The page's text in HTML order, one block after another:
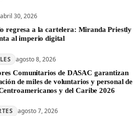
abril 30, 2026
regresa a la cartelera: Miranda Priestly
al imperio digital
agosto 8, 2026
Comunitarios de DASAC garantizan
de miles de voluntarios y personal de
y del Caribe 2026
agosto 7, 2026